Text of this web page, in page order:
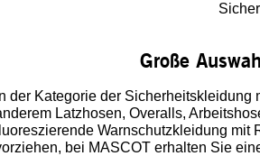
Große
In der Kategorie der
Latzhosen, Overalls,
Warnschutzkleidung mit
bei MASCOT erhalten Sie